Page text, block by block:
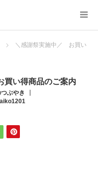
＼感謝祭実施中／ お買い
い得商品のご案内
ぶやき